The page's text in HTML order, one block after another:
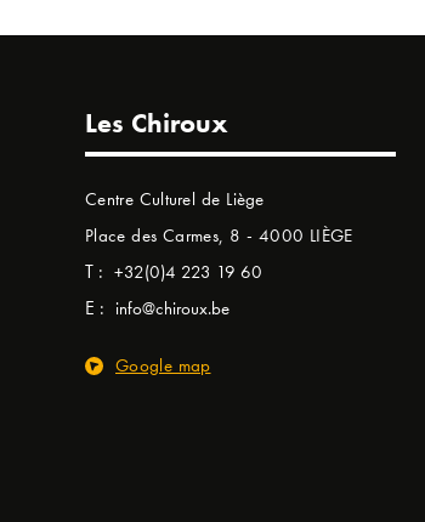
Les Chiroux
Centre Culturel de Liège
Place des Carmes, 8 - 4000 LIÈGE
T : +32(0)4 223 19 60
E : info@chiroux.be
Google map